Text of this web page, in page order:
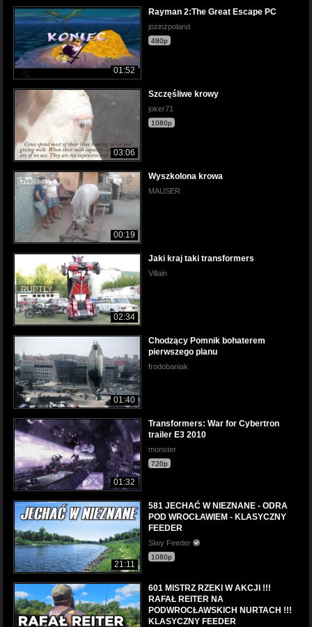
01:52
Rayman 2:The Great Escape PC
jozinzpoland
480p
03:06
Szczęśliwe krowy
joker71
1080p
00:19
Wyszkolona krowa
MAUSER
02:34
Jaki kraj taki transformers
Villain
01:40
Chodzący Pomnik bohaterem
pierwszego planu
frodobaniak
01:32
Transformers: War for Cybertron
trailer E3 2010
monster
720p
21:11
581 JECHAĆ W NIEZNANE - ODRA
POD WROCŁAWIEM - KLASYCZNY
FEEDER
Siwy Feeder
1080p
601 MISTRZ RZEKI W AKCJI !!!
RAFAŁ REITER NA
PODWROCŁAWSKICH NURTACH !!!
KLASYCZNY FEEDER